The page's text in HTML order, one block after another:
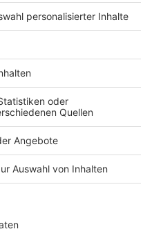
Kontakt
Studio-Hotline
Verkehrs-Hotline
Newsletter